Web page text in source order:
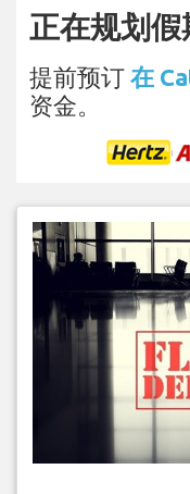
正在规划假
提前预订 在
资金。